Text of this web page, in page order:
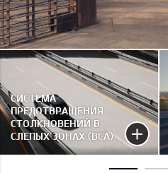
СИСТЕМА
ПРЕДОТВРАЩЕНИЯ
СТОЛКНОВЕНИЙ В
СЛЕПЫХ ЗОНАХ (BCA)